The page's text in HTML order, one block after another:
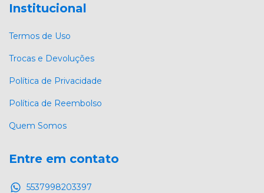
Institucional
Termos de Uso
Trocas e Devoluções
Política de Privacidade
Política de Reembolso
Quem Somos
Entre em contato
5537998203397